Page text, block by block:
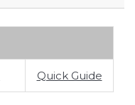
Quick Guide